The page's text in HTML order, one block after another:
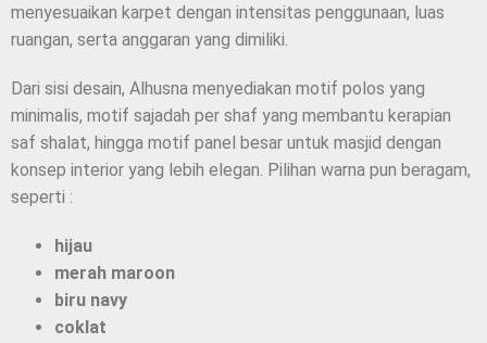
menyesuaikan karpet dengan intensitas penggunaan, luas
ruangan, serta anggaran yang dimiliki.
Dari sisi desain, Alhusna menyediakan motif polos yang
minimalis, motif sajadah per shaf yang membantu kerapian
saf shalat, hingga motif panel besar untuk masjid dengan
konsep interior yang lebih elegan. Pilihan warna pun beragam,
seperti :
hijau
merah maroon
biru navy
coklat